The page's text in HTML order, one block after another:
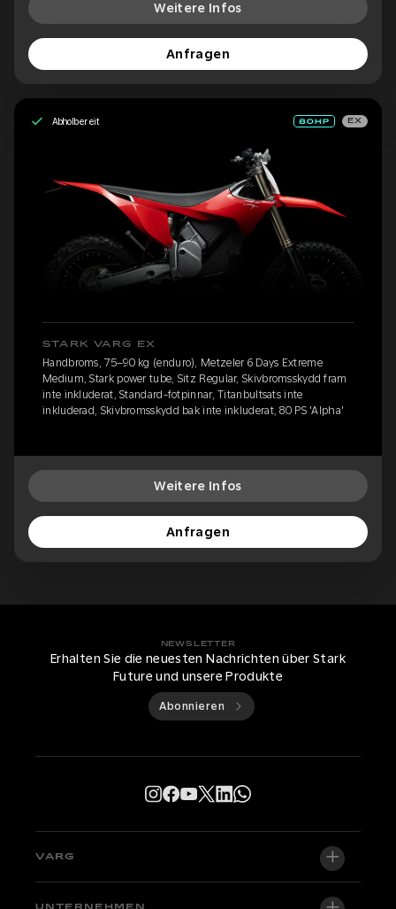
Weitere Infos
Anfragen
Abholbereit EX
STARK VARG EX
Handbroms, 75–90 kg (enduro), Metzeler 6 Days Extreme
Medium, Stark power tube, Sitz Regular, Skivbromsskydd fram
inte inkluderat, Standard-fotpinnar, Titanbultsats inte
inkluderad, Skivbromsskydd bak inte inkluderat, 80 PS 'Alpha'
Weitere Infos
Anfragen
NEWSLETTER
Erhalten Sie die neuesten Nachrichten über Stark
Future und unsere Produkte
Abonnieren
VARG